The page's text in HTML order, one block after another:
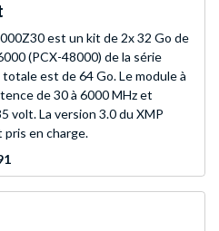
est un kit de 2x 32 Go de
(PCX-48000) de la série
est de 64 Go. Le module à
de 30 à 6000 MHz et
volt. La version 3.0 du XMP
en charge.